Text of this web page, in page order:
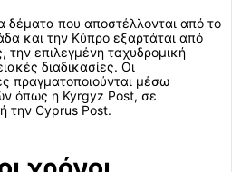
δέματα που αποστέλλονται από το
και την Κύπρο εξαρτάται από
την επιλεγμένη ταχυδρομική
διαδικασίες. Οι
πραγματοποιούνται μέσω
όπως η Kyrgyz Post, σε
την Cyprus Post.